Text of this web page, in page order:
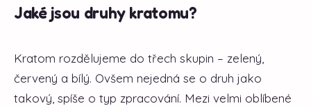
Jaké jsou druhy kratomu?
Kratom rozdělujeme do třech skupin – zelený,
červený a bílý. Ovšem nejedná se o druh jako
takový, spíše o typ zpracování. Mezi velmi oblíbené